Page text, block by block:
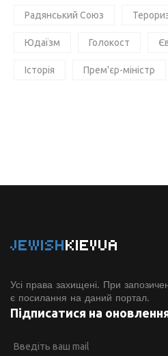
Радянський Союз
Юдаїзм Голокост
Історія Прем'єр-міністр
JEWISHKIEVUA
Усі права захищені. При
є посилання на даний портал.
Підписатися на